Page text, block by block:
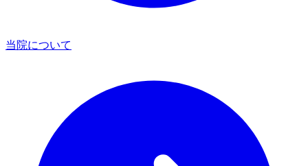
当院について